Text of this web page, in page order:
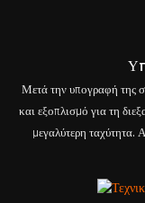
Μετά την υπογραφή της
και εξοπλισμό για τη
μεγαλύτερη ταχύτητα.